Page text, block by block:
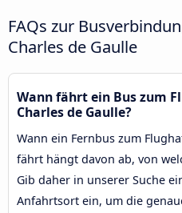
FAQs zur
Charles de Gaulle
Wann fährt ein Bus zum
Charles de Gaulle?
Wann ein Fernbus zum
fährt hängt davon ab, von
Gib daher in unserer Suche
Anfahrtsort ein, um die